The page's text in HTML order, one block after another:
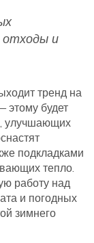
отходы и
тренд на
этому будет
улучшающих
подкладками
тепло.
работу над
и погодных
зимнего